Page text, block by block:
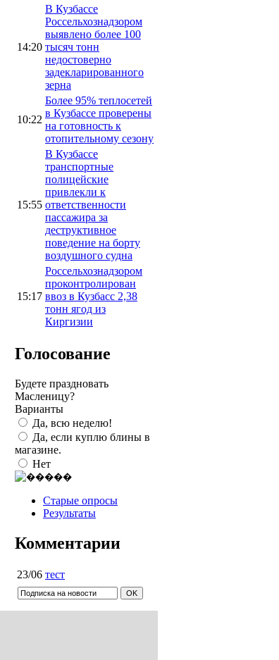
14:20
В Кузбассе
Россельхознадзором
выявлено более 100
тысяч тонн
недостоверно
задекларированного
зерна
10:22
Более 95% теплосетей
в Кузбассе проверены
на готовность к
отопительному сезону
15:55
В Кузбассе
транспортные
полицейские
привлекли к
ответственности
пассажира за
деструктивное
поведение на борту
воздушного судна
15:17
Россельхознадзором
проконтролирован
ввоз в Кузбасс 2,38
тонн ягод из
Киргизии
Голосование
Будете праздновать
Масленицу?
Варианты
Да, всю неделю!
Да, если куплю блины в
магазине.
Нет
Старые опросы
Результаты
Комментарии
23/06 тест